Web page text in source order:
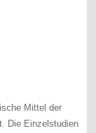
Mittel der
Die Einzelstudien